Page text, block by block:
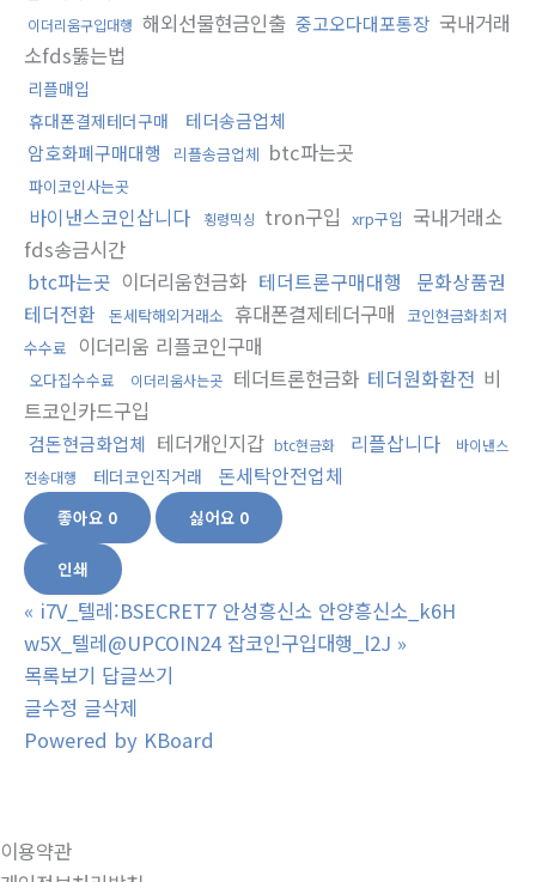
이더리움구입대행 해외선물현금인출 중고오다대포통장 국내거래
소fds뚫는법
리플매입
휴대폰결제테더구매
테더송금업체
암호화폐구매대행
리플송금업체 btc파는곳
파이코인사는곳
바이낸스코인삽니다 횡령믹싱 tron구입 xrp구입 국내거래소
fds송금시간
btc파는곳 이더리움현금화 테더트론구매대행
문화상품권
테더전환
돈세탁해외거래소 휴대폰결제테더구매
코인현금화최저
수수료
이더리움 리플코인구매
오다집수수료 이더리움사는곳 테더트론현금화 테더원화환전 비
트코인카드구입
검돈현금화업체 테더개인지갑 btc현금화 리플삽니다
바이낸스
전송대행
테더코인직거래 돈세탁안전업체
좋아요 0 싫어요 0
인쇄
« i7V_텔레:BSECRET7 안성흥신소 안양흥신소_k6H
w5X_텔레@UPCOIN24 잡코인구입대행_l2J »
목록보기 답글쓰기
글수정 글삭제
Powered by KBoard
이용약관